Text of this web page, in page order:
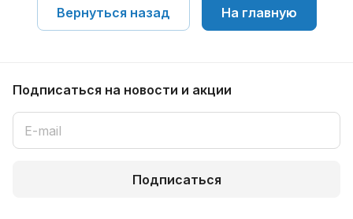
Вернуться назад На главную
Подписаться на новости и акции
Подписаться